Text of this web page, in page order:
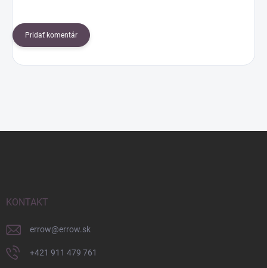
Pridať komentár
KONTAKT
errow@errow.sk
+421 911 479 761